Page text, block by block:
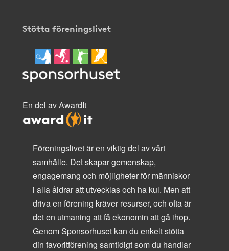
Stötta föreningslivet
En del av AwardIt
Föreningslivet är en viktig del av vårt
samhälle. Det skapar gemenskap,
engagemang och möjligheter för människor
i alla åldrar att utvecklas och ha kul. Men att
driva en förening kräver resurser, och ofta är
det en utmaning att få ekonomin att gå ihop.
Genom Sponsorhuset kan du enkelt stötta
din favoritförening samtidigt som du handlar